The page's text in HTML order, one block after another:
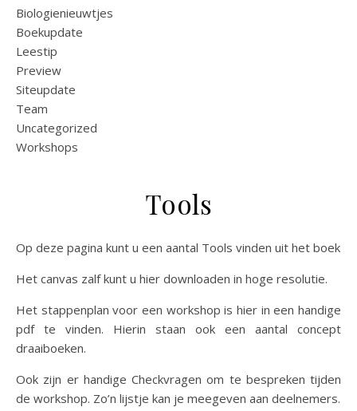
Biologienieuwtjes
Boekupdate
Leestip
Preview
Siteupdate
Team
Uncategorized
Workshops
Tools
Op deze pagina kunt u een aantal Tools vinden uit het boek
Het canvas zalf kunt u hier downloaden in hoge resolutie.
Het stappenplan voor een workshop is hier in een handige
pdf te vinden. Hierin staan ook een aantal concept
draaiboeken.
Ook zijn er handige Checkvragen om te bespreken tijden
de workshop. Zo’n lijstje kan je meegeven aan deelnemers.